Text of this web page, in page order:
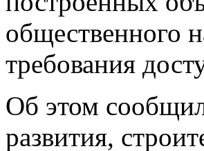
общественного
требования
Об этом
развития,